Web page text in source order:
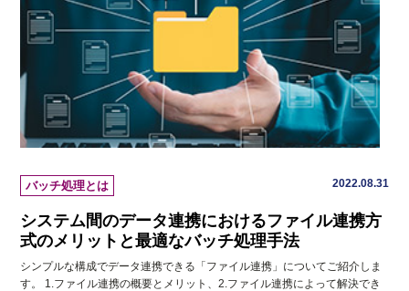
バッチ処理とは 2022.08.31
システム間のデータ連携におけるファイル連携方
式のメリットと最適なバッチ処理手法
シンプルな構成でデータ連携できる「ファイル連携」についてご紹介しま
す。 1.ファイル連携の概要とメリット、2.ファイル連携によって解決でき